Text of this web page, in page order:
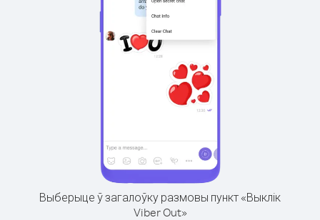
Выберыце ў загалоўку размовы пункт «Выклік
Viber Out»